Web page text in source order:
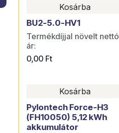
BU2-5.0-HV1
Kosárba
Termékdíjjal növelt nettó
ár:
0,00 Ft
Pylontech Force-H3
(FH10050) 5,12 kWh
akkumulátor
Kosárba